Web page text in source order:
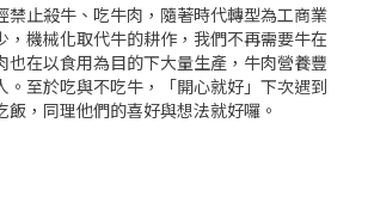
禁止殺牛、吃牛肉，隨著時代轉型為工商業
，機械化取代牛的耕作，我們不再需要牛在
也在以食用為目的下大量生產，牛肉營養豐
。至於吃與不吃牛，「開心就好」下次遇到
飯，同理他們的喜好與想法就好囉。